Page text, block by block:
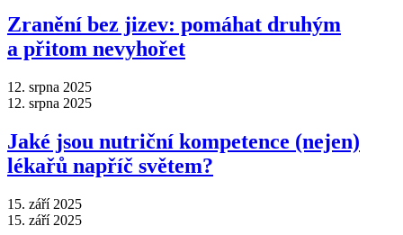
Zranění bez jizev: pomáhat druhým
a přitom nevyhořet
12. srpna 2025
12. srpna 2025
Jaké jsou nutriční kompetence (nejen)
lékařů napříč světem?
15. září 2025
15. září 2025